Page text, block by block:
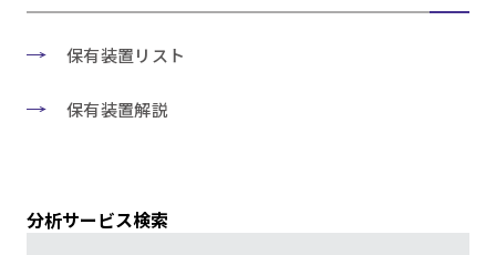
保有装置リスト
保有装置解説
分析サービス検索